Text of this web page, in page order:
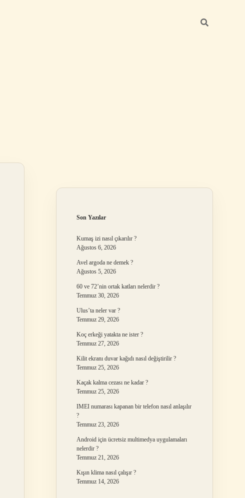
Son Yazılar
Kumaş izi nasıl çıkarılır ?
Ağustos 6, 2026
Avel argoda ne demek ?
Ağustos 5, 2026
60 ve 72’nin ortak katları nelerdir ?
Temmuz 30, 2026
Ulus’ta neler var ?
Temmuz 29, 2026
Koç erkeği yatakta ne ister ?
Temmuz 27, 2026
Kilit ekranı duvar kağıdı nasıl değiştirilir ?
Temmuz 25, 2026
Kaçak kalma cezası ne kadar ?
Temmuz 25, 2026
IMEI numarası kapanan bir telefon nasıl anlaşılır
?
Temmuz 23, 2026
Android için ücretsiz multimedya uygulamaları
nelerdir ?
Temmuz 21, 2026
Kışın klima nasıl çalışır ?
Temmuz 14, 2026